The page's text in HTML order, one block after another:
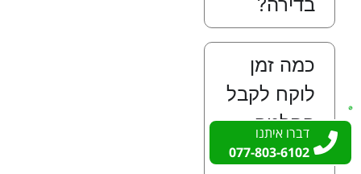
בדירה?
כמה זמן
לוקח לקבל
החלטה
משפטית
דברו איתנו
077-803-6102
דברו איתנו
077-803-6102